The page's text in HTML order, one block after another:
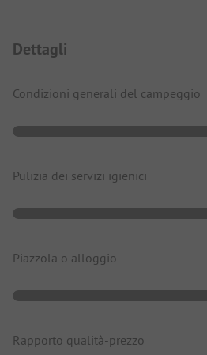
Dettagli
Condizioni generali del campeggio
Pulizia dei servizi igienici
Piazzola o alloggio
Rapporto qualità-prezzo